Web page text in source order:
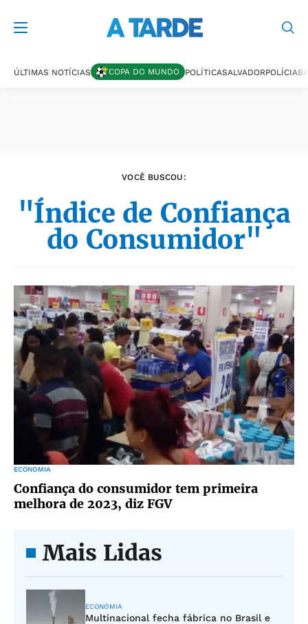
ÚLTIMAS NOTÍCIAS COPA DO MUNDO POLÍTICASALVADORPOLÍCIA
VOCÊ BUSCOU:
"Índice de Confiança
do Consumidor"
ECONOMIA
Confiança do consumidor tem primeira
melhora de 2023, diz FGV
Mais Lidas
ECONOMIA
Multinacional fecha fábrica no Brasil e